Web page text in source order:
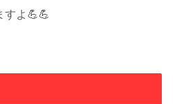
すよ💪💪